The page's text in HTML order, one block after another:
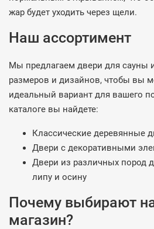
жар будет уходить через щели.
Наш ассортимент
Мы предлагаем двери для сауны
размеров и дизайнов, чтобы вы
идеальный вариант для вашего
каталоге вы найдете:
Классические деревянные
Двери с декоративными
Двери из различных пород
липу и осину
Почему выбирают
магазин?